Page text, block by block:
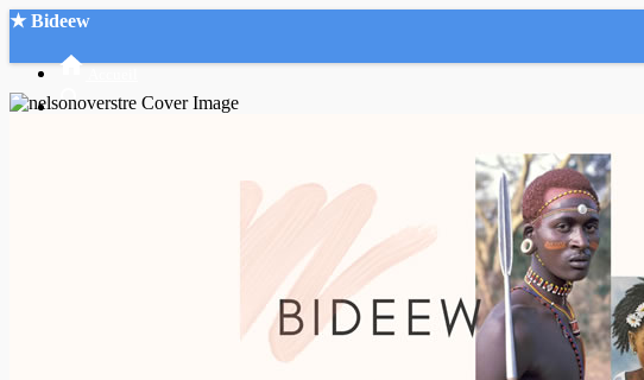
★ Bideew